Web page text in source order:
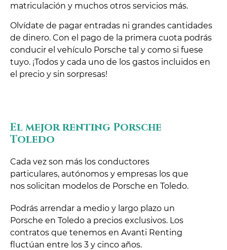
matriculación y muchos otros servicios más.
Olvídate de pagar entradas ni grandes cantidades
de dinero. Con el pago de la primera cuota podrás
conducir el vehículo Porsche tal y como si fuese
tuyo. ¡Todos y cada uno de los gastos incluidos en
el precio y sin sorpresas!
El mejor renting Porsche
Toledo
Cada vez son más los conductores
particulares, autónomos y empresas los que
nos solicitan modelos de Porsche en Toledo.
Podrás arrendar a medio y largo plazo un
Porsche en Toledo a precios exclusivos. Los
contratos que tenemos en Avanti Renting
fluctúan entre los 3 y cinco años.